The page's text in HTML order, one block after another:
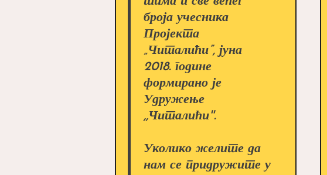
броја учесника
Пројекта
„Читалићи”, јуна
2018. године
формирано је
Удружење
,,Читалићи''.
Уколико желите да
нам се придружите у